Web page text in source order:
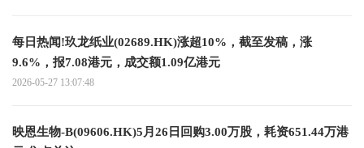
每日热闻!玖龙纸业(02689.HK)涨超10%，截至发稿，涨
9.6%，报7.08港元，成交额1.09亿港元
2026-05-27 13:07:48
映恩生物-B(09606.HK)5月26日回购3.00万股，耗资651.44万港